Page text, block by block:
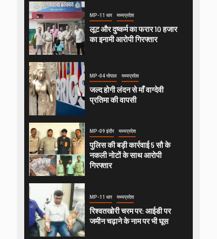
MP-11 धार मध्यप्रदेश
लूट और दुष्कर्म का फरार 10 हजार
का इनामी आरोपी गिरफ्तार
MP-04 भोपाल मध्यप्रदेश
जल्द होगी लंदन से माँ वाग्देवी
प्रतिमा की वापसी
MP-09 इंदौर मध्यप्रदेश
पुलिस की बड़ी कार्रवाई 5 सौ के
नकली नोटों के साथ आरोपी
गिरफ्तार
MP-11 धार मध्यप्रदेश
रिश्वतखोरी चरम पर: आईडी पर
जमीन चढ़ाने के नाम पर भी घूस